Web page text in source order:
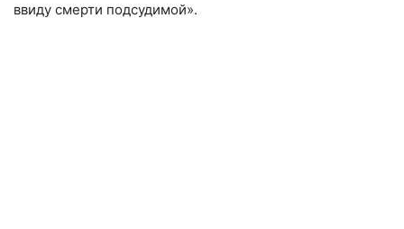
ввиду смерти подсудимой».